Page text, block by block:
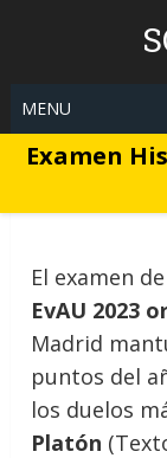
MENU
Examen
El examen de
EvAU 2023
Madrid
puntos del
los duelos
Platón